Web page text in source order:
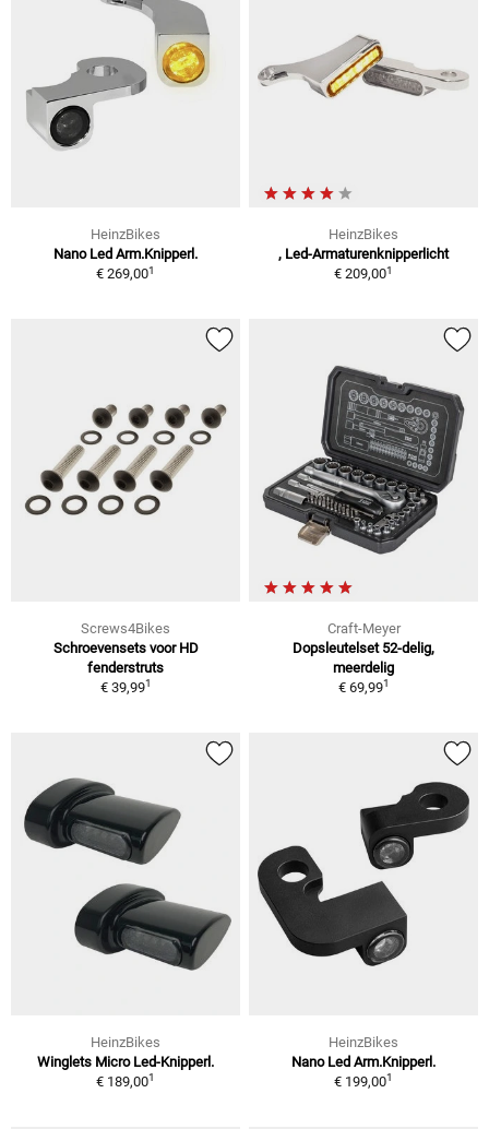
HeinzBikes
Nano Led Arm.Knipperl.
€ 269,001
HeinzBikes
, Led-Armaturenknipperlicht
€ 209,001
Screws4Bikes
Schroevensets voor HD
fenderstruts
€ 39,991
Craft-Meyer
Dopsleutelset 52-delig,
meerdelig
€ 69,991
HeinzBikes
Winglets Micro Led-Knipperl.
€ 189,001
HeinzBikes
Nano Led Arm.Knipperl.
€ 199,001